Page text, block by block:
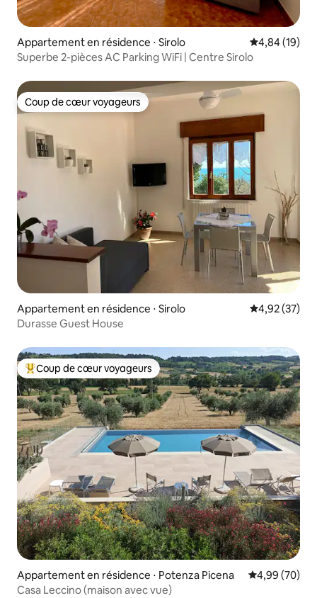
Appartement en résidence ⋅ Sirolo Évaluation
4,84 (19)
Superbe 2-pièces AC Parking WiFi | Centre Sirolo
Coup de cœur voyageurs
Coup de cœur voyageurs
Appartement en résidence ⋅ Sirolo Évaluation
4,92 (37)
Durasse Guest House
Coups de cœur voyageurs les plus appréciés
Coup de cœur voyageurs
Appartement en résidence ⋅ Potenza Picena Évaluation
4,99 (70)
Casa Leccino (maison avec vue)